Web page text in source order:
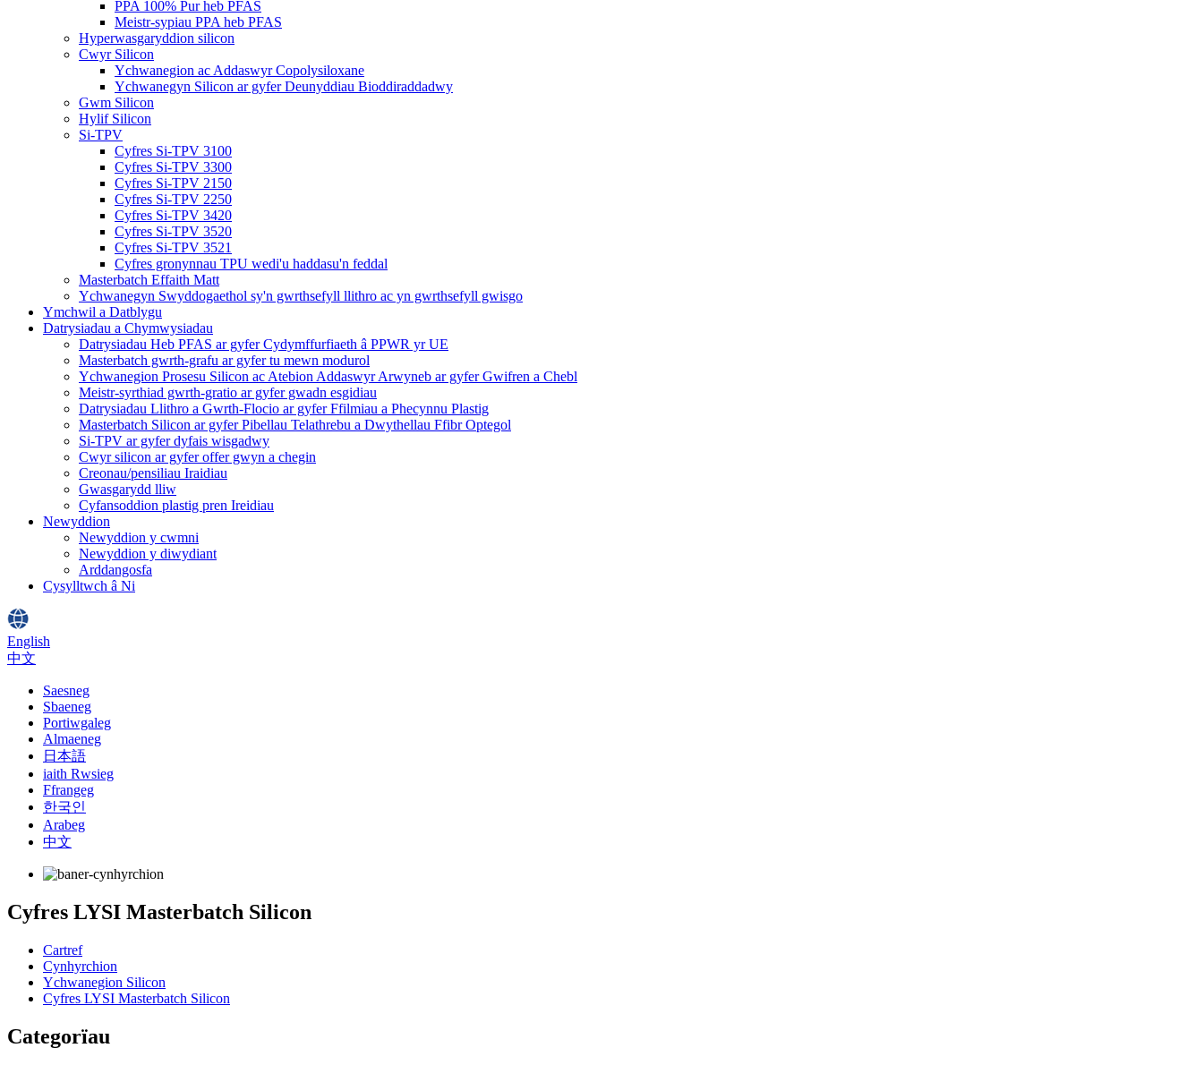
PPA 100% Pur heb PFAS
Meistr-sypiau PPA heb PFAS
Hyperwasgaryddion silicon
Cwyr Silicon
Ychwanegion ac Addaswyr Copolysiloxane
Ychwanegyn Silicon ar gyfer Deunyddiau Bioddiraddadwy
Gwm Silicon
Hylif Silicon
Si-TPV
Cyfres Si-TPV 3100
Cyfres Si-TPV 3300
Cyfres Si-TPV 2150
Cyfres Si-TPV 2250
Cyfres Si-TPV 3420
Cyfres Si-TPV 3520
Cyfres Si-TPV 3521
Cyfres gronynnau TPU wedi'u haddasu'n feddal
Masterbatch Effaith Matt
Ychwanegyn Swyddogaethol sy'n gwrthsefyll llithro ac yn gwrthsefyll gwisgo
Ymchwil a Datblygu
Datrysiadau a Chymwysiadau
Datrysiadau Heb PFAS ar gyfer Cydymffurfiaeth â PPWR yr UE
Masterbatch gwrth-grafu ar gyfer tu mewn modurol
Ychwanegion Prosesu Silicon ac Atebion Addaswyr Arwyneb ar gyfer Gwifren a Chebl
Meistr-syrthiad gwrth-gratio ar gyfer gwadn esgidiau
Datrysiadau Llithro a Gwrth-Flocio ar gyfer Ffilmiau a Phecynnu Plastig
Masterbatch Silicon ar gyfer Pibellau Telathrebu a Dwythellau Ffibr Optegol
Si-TPV ar gyfer dyfais wisgadwy
Cwyr silicon ar gyfer offer gwyn a chegin
Creonau/pensiliau Iraidiau
Gwasgarydd lliw
Cyfansoddion plastig pren Ireidiau
Newyddion
Newyddion y cwmni
Newyddion y diwydiant
Arddangosfa
Cysylltwch â Ni
English
中文
Saesneg
Sbaeneg
Portiwgaleg
Almaeneg
日本語
iaith Rwsieg
Ffrangeg
한국인
Arabeg
中文
Cyfres LYSI Masterbatch Silicon
Cartref
Cynhyrchion
Ychwanegion Silicon
Cyfres LYSI Masterbatch Silicon
Categorïau